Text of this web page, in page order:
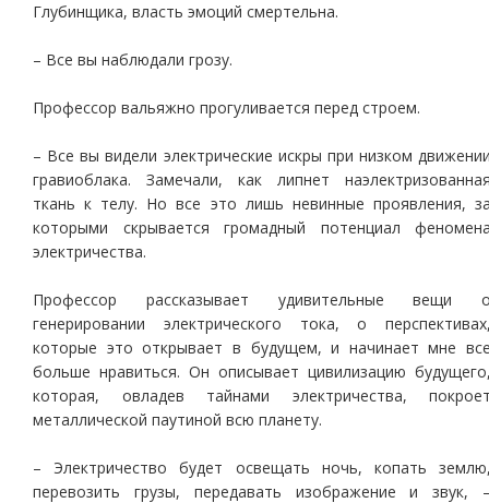
Глубинщика, власть эмоций смертельна.
– Все вы наблюдали грозу.
Профессор вальяжно прогуливается перед строем.
– Все вы видели электрические искры при низком
гравиоблака. Замечали, как липнет
ткань к телу. Но все это лишь невинные проявления,
которыми скрывается громадный потенциал
электричества.
Профессор рассказывает удивительные вещи
генерировании электрического тока, о
которые это открывает в будущем, и начинает мне
больше нравиться. Он описывает цивилизацию
которая, овладев тайнами электричества,
металлической паутиной всю планету.
– Электричество будет освещать ночь, копать
перевозить грузы, передавать изображение и звук,